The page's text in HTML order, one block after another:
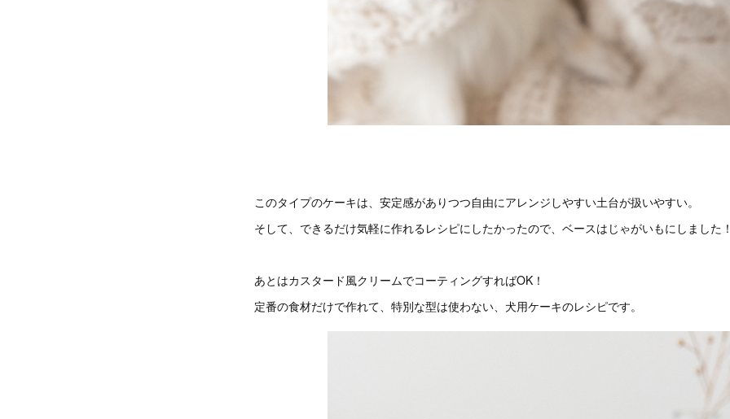
このタイプのケーキは、安定感がありつつ自由にアレンジしやすい土台が扱いやすい。
そして、できるだけ気軽に作れるレシピにしたかったので、ベースはじゃがいもにしました
あとはカスタード風クリームでコーティングすればOK！
定番の食材だけで作れて、特別な型は使わない、犬用ケーキのレシピです。